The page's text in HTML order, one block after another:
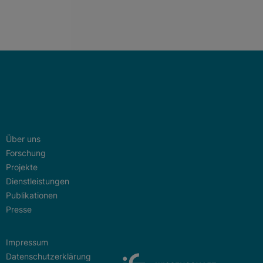
Über uns
Forschung
Projekte
Dienstleistungen
Publikationen
Presse
Impressum
Datenschutzerklärung